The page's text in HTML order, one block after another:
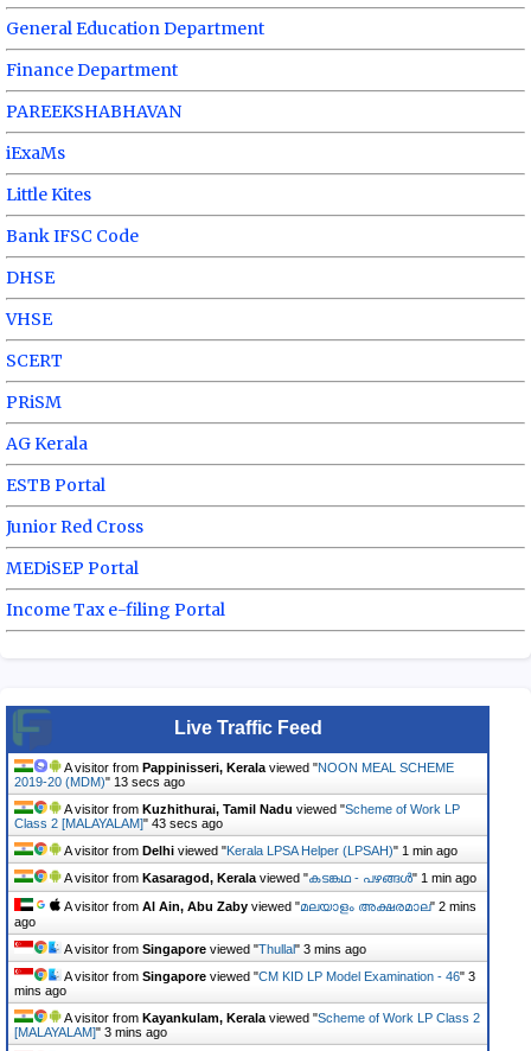
General Education Department
Finance Department
PAREEKSHABHAVAN
iExaMs
Little Kites
Bank IFSC Code
DHSE
VHSE
SCERT
PRiSM
AG Kerala
ESTB Portal
Junior Red Cross
MEDiSEP Portal
Income Tax e-filing Portal
Live Traffic Feed
A visitor from Pappinisseri, Kerala viewed "NOON MEAL SCHEME
2019-20 (MDM)" 14 secs ago
A visitor from Kuzhithurai, Tamil Nadu viewed "Scheme of Work LP
Class 2 [MALAYALAM]" 44 secs ago
A visitor from Delhi viewed "Kerala LPSA Helper (LPSAH)" 1 min ago
A visitor from Kasaragod, Kerala viewed "കടങ്കഥ - പഴങ്ങൾ" 1 min ago
A visitor from Al Ain, Abu Zaby viewed "മലയാളം അക്ഷരമാല" 2 mins
ago
A visitor from Singapore viewed "Thullal" 3 mins ago
A visitor from Singapore viewed "CM KID LP Model Examination - 46" 3
mins ago
A visitor from Kayankulam, Kerala viewed "Scheme of Work LP Class 2
[MALAYALAM]" 4 mins ago